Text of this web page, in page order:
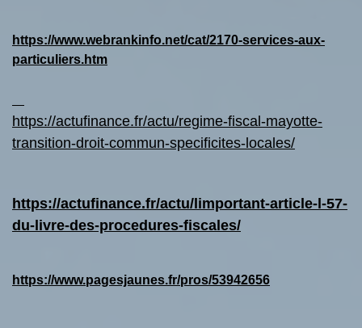
https://www.webrankinfo.net/cat/2170-services-aux-
particuliers.htm
https://actufinance.fr/actu/regime-fiscal-mayotte-
transition-droit-commun-specificites-locales/
https://actufinance.fr/actu/limportant-article-l-57-
du-livre-des-procedures-fiscales/
https://www.pagesjaunes.fr/pros/53942656